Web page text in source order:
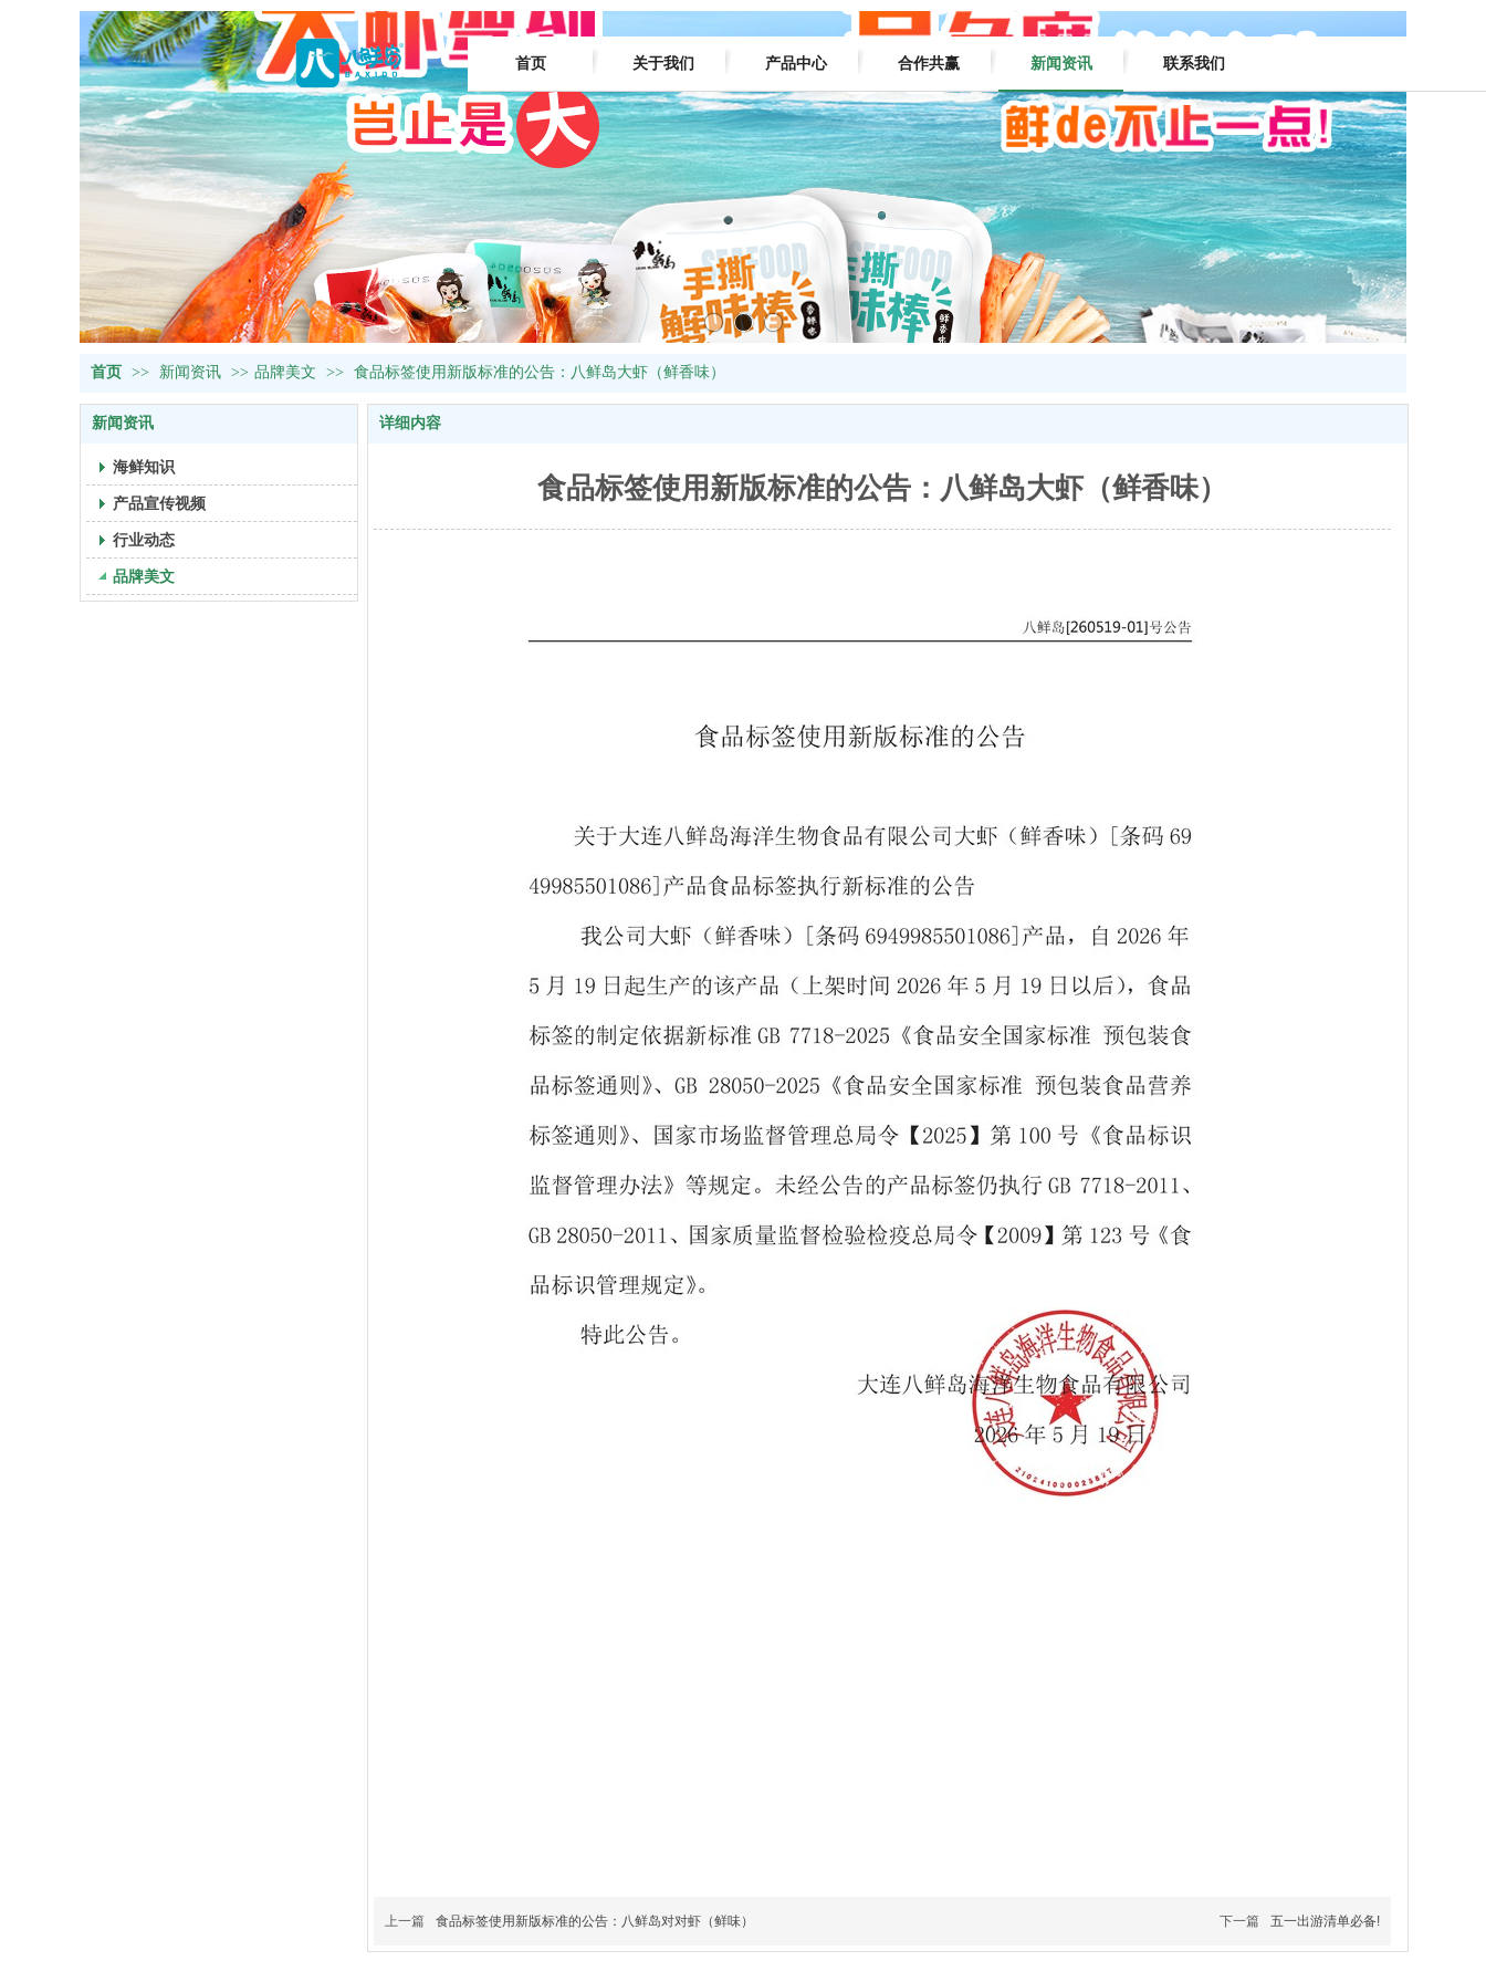
首页 关于我们 产品中心 合作共赢 新闻资讯 联系我们
首页 >> 新闻资讯 >> 品牌美文 >> 食品标签使用新版标准的公告：八鲜岛大虾（鲜香味）
新闻资讯
海鲜知识
产品宣传视频
行业动态
品牌美文
详细内容
食品标签使用新版标准的公告：八鲜岛大虾（鲜香味）
上一篇 食品标签使用新版标准的公告：八鲜岛对对虾（鲜味） 下一篇 五一出游清单必备!